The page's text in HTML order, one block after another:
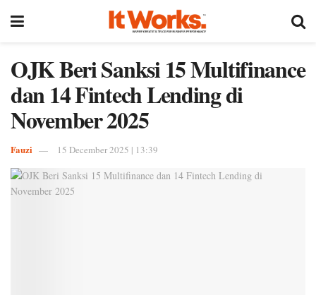
OJK Beri Sanksi 15 Multifinance
dan 14 Fintech Lending di
November 2025
Fauzi 15 December 2025 | 13:39